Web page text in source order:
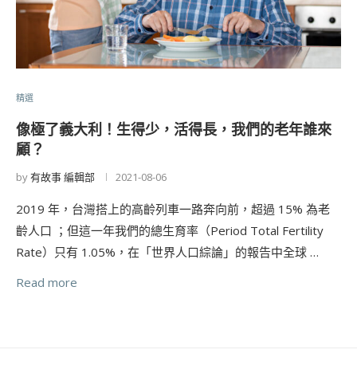
精選
像極了義大利！生得少，活得長，我們的老年誰來
顧？
by有故事 編輯部 2021-08-06
2019 年，台灣搭上的高齡列車一路奔向前，超過 15% 為老
齡人口 ；但這一年我們的總生育率（Period Total Fertility
Rate）只有 1.05%，在「世界人口綜論」的報告中全球 …
Read more